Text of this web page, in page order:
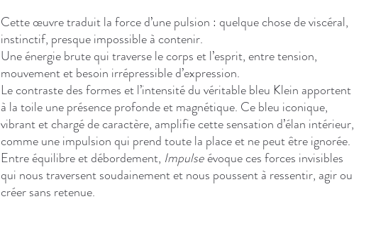
Cette œuvre traduit la force d’une pulsion : quelque chose de viscéral,
instinctif, presque impossible à contenir.
Une énergie brute qui traverse le corps et l’esprit, entre tension,
mouvement et besoin irrépressible d’expression.
Le contraste des formes et l’intensité du véritable bleu Klein apportent
à la toile une présence profonde et magnétique. Ce bleu iconique,
vibrant et chargé de caractère, amplifie cette sensation d’élan intérieur,
comme une impulsion qui prend toute la place et ne peut être ignorée.
Entre équilibre et débordement, Impulseévoque ces forces invisibles
qui nous traversent soudainement et nous poussent à ressentir, agir ou
créer sans retenue.